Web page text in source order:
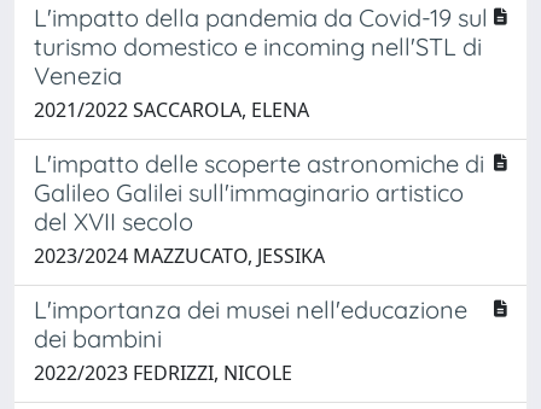
L'impatto della pandemia da Covid-19 sul
turismo domestico e incoming nell'STL di
Venezia
2021/2022 SACCAROLA, ELENA
L'impatto delle scoperte astronomiche di
Galileo Galilei sull'immaginario artistico
del XVII secolo
2023/2024 MAZZUCATO, JESSIKA
L'importanza dei musei nell'educazione
dei bambini
2022/2023 FEDRIZZI, NICOLE